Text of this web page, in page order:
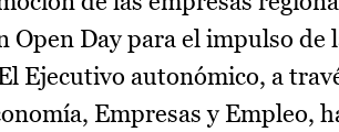
Day para el impulso de
Ejecutivo autonómico, a
Empresas y Empleo,